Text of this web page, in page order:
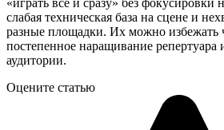
«играть всё и сразу» без фокусировки
слабая техническая база на сцене и
разные площадки. Их можно избежать
постепенное наращивание репертуара
аудитории.
Оцените статью